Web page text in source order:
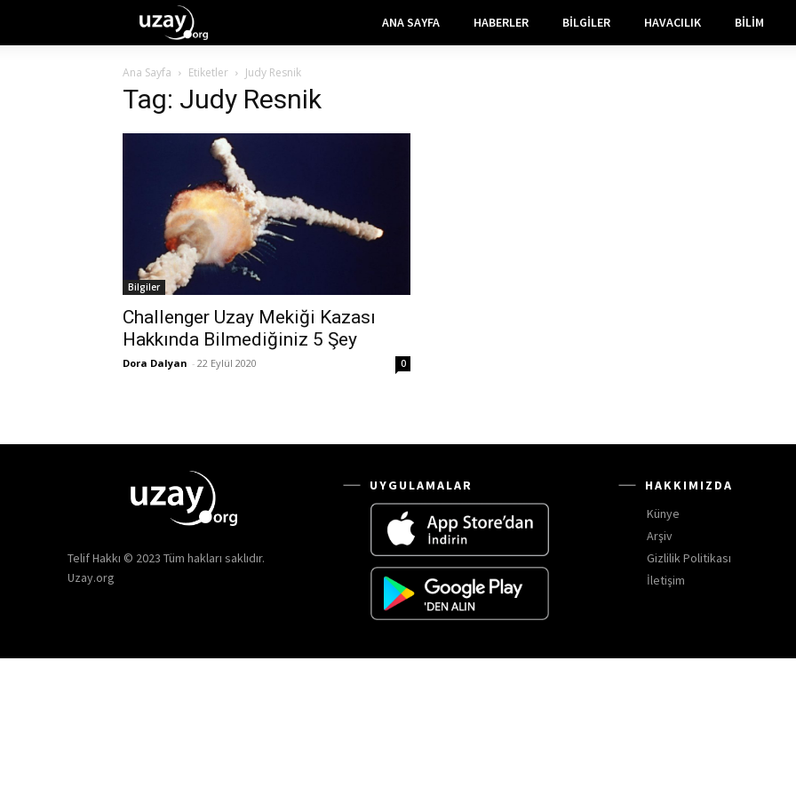
ANA SAYFA HABERLER BILGILER HAVACILIK BILIM
Ana Sayfa Etiketler Judy Resnik
Tag: Judy Resnik
Bilgiler
Challenger Uzay Mekiği Kazası
Hakkında Bilmediğiniz 5 Şey
Dora Dalyan - 22 Eylül 2020 0
Telif Hakkı © 2023 Tüm hakları saklıdır.
Uzay.org
UYGULAMALAR
HAKKIMIZDA
Künye
Arşiv
Gizlilik Politikası
İletişim